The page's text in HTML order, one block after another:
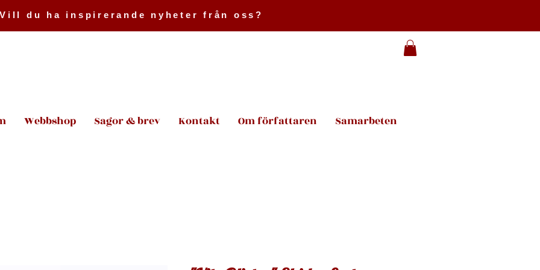
Vill du ha inspirerande nyheter från oss?
Webbshop Sagor & brev Kontakt Om författaren Samarbeten